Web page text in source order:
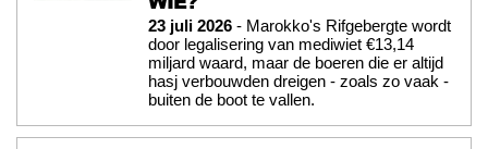
23 juli 2026 - Marokko's Rifgebergte wordt
door legalisering van mediwiet €13,14
miljard waard, maar de boeren die er altijd
hasj verbouwden dreigen - zoals zo vaak -
buiten de boot te vallen.